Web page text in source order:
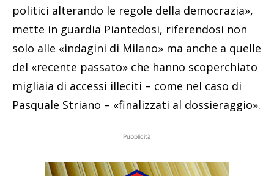
politici alterando le regole della democrazia»,
mette in guardia Piantedosi, riferendosi non
solo alle «indagini di Milano» ma anche a quelle
del «recente passato» che hanno scoperchiato
migliaia di accessi illeciti – come nel caso di
Pasquale Striano – «finalizzati al dossieraggio».
Pubblicità